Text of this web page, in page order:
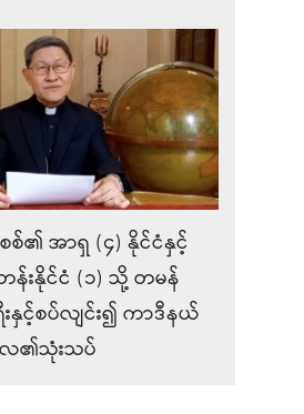
စ်၏ အာရှ (၄) နိုင်ငံနှင့်
န်းနိုင်ငံ (၁) သို့ တမန်
နှင့်စပ်လျင်း၍ ကာဒီနယ်
ေ၏သုံးသပ်